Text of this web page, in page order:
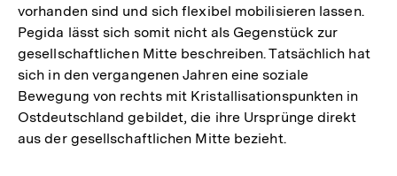
vorhanden sind und sich flexibel mobilisieren lassen.
Pegida lässt sich somit nicht als Gegenstück zur
gesellschaftlichen Mitte beschreiben. Tatsächlich hat
sich in den vergangenen Jahren eine soziale
Bewegung von rechts mit Kristallisationspunkten in
Ostdeutschland gebildet, die ihre Ursprünge direkt
aus der gesellschaftlichen Mitte bezieht.